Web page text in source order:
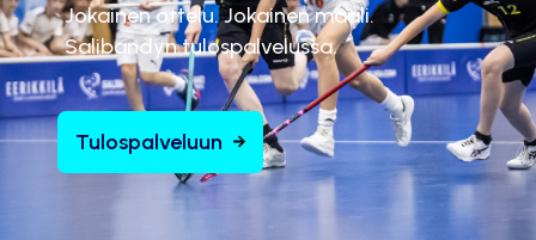
Jokainen ottelu. Jokainen maali.
Salibandyn tulospalvelussa.
Tulospalveluun